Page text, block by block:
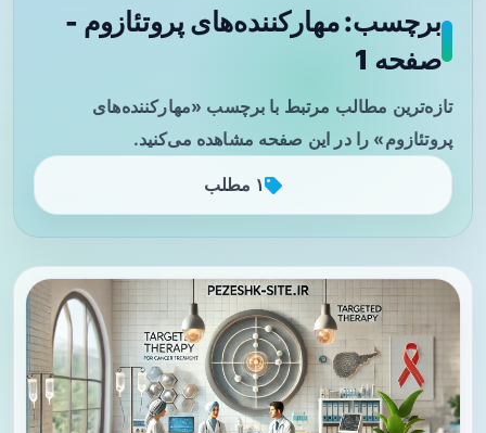
برچسب: مهارکننده‌های پروتئازوم -
صفحه 1
تازه‌ترین مطالب مرتبط با برچسب «مهارکننده‌های
پروتئازوم» را در این صفحه مشاهده می‌کنید.
۱ مطلب